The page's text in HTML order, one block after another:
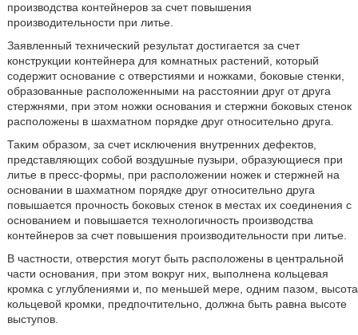
производства контейнеров за счет повышения
производительности при литье.
Заявленный технический результат достигается за счет
конструкции контейнера для комнатных растений, который
содержит основание с отверстиями и ножками, боковые стенки,
образованные расположенными на расстоянии друг от друга
стержнями, при этом ножки основания и стержни боковых стенок
расположены в шахматном порядке друг относительно друга.
Таким образом, за счет исключения внутренних дефектов,
представляющих собой воздушные пузыри, образующиеся при
литье в пресс-формы, при расположении ножек и стержней на
основании в шахматном порядке друг относительно друга
повышается прочность боковых стенок в местах их соединения с
основанием и повышается технологичность производства
контейнеров за счет повышения производительности при литье.
В частности, отверстия могут быть расположены в центральной
части основания, при этом вокруг них, выполнена кольцевая
кромка с углублениями и, по меньшей мере, одним пазом, высота
кольцевой кромки, предпочтительно, должна быть равна высоте
выступов.